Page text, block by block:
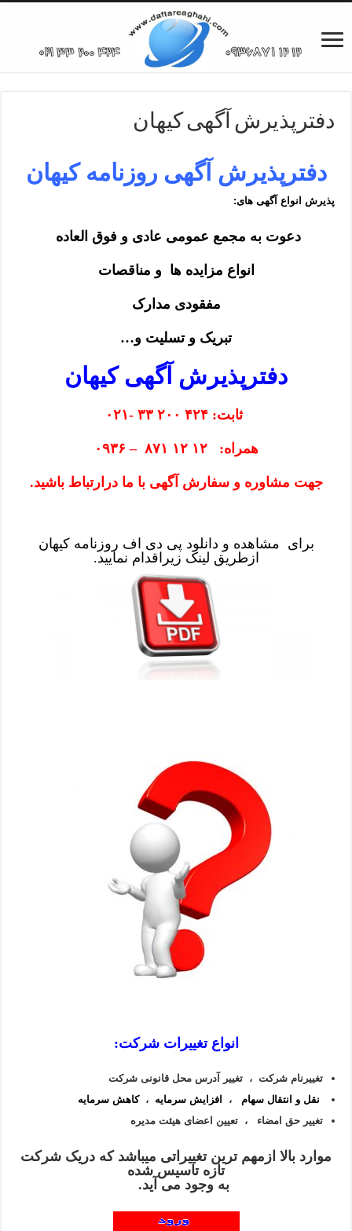
دفترپذیرش آگهی کیهان
دفترپذیرش آگهی روزنامه کیهان
پذیرش انواع آگهی های:
دعوت به مجمع عمومی عادی و فوق العاده
انواع مزایده ها و مناقصات
مفقودی مدارک
تبریک و تسلیت و…
دفترپذیرش آگهی کیهان
ثابت: ۴۲۴ ۲۰۰ ۳۳ -۰۲۱
همراه: ۱۲ ۱۲ ۸۷۱ – ۰۹۳۶
جهت مشاوره و سفارش آگهی با ما درارتباط باشید.
برای مشاهده و دانلود پی دی اف روزنامه کیهان
ازطریق لینک زیراقدام نمایید.
انواع تغییرات شرکت:
تغییرنام شرکت ،تغییر آدرس محل قانونی شرکت
نقل و انتقال سهام ، افزایش سرمایه ،کاهش سرمایه
تغییر حق امضاء ، تعیین اعضای هیئت مدیره
موارد بالا ازمهم ترین تغییراتی میباشد که دریک شرکت
تازه تاسیس شده
به وجود می آید.